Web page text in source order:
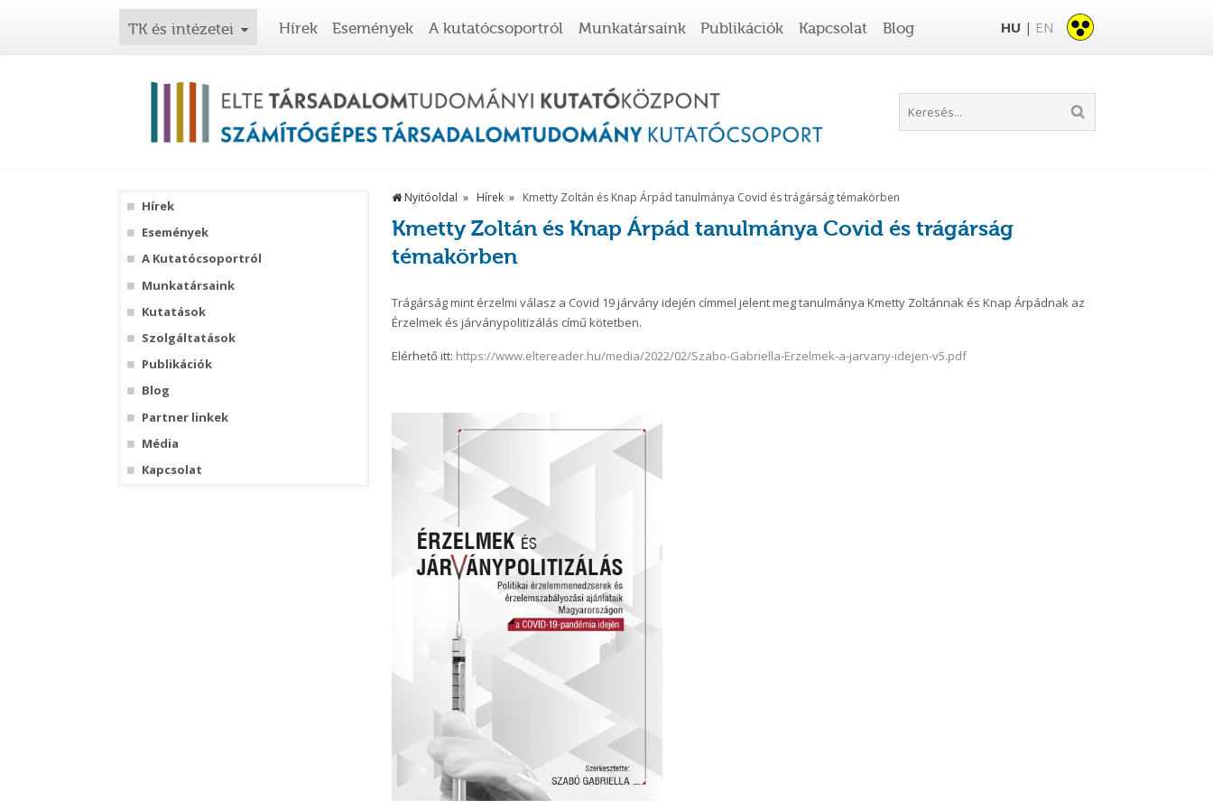
TK és intézetei Hírek Események A kutatócsoportról Munkatársaink Publikációk Kapcsolat Blog HU | EN
Hírek
Események
A Kutatócsoportról
Munkatársaink
Kutatások
Szolgáltatások
Publikációk
Blog
Partner linkek
Média
Kapcsolat
Nyitóoldal Hírek Kmetty Zoltán és Knap Árpád tanulmánya Covid és trágárság témakörben
Kmetty Zoltán és Knap Árpád tanulmánya Covid és trágárság
témakörben
Trágárság mint érzelmi válasz a Covid 19 járvány idején címmel jelent meg tanulmánya Kmetty Zoltánnak és Knap Árpádnak az
Érzelmek és járványpolitizálás című kötetben.
Elérhető itt: https://www.eltereader.hu/media/2022/02/Szabo-Gabriella-Erzelmek-a-jarvany-idejen-v5.pdf